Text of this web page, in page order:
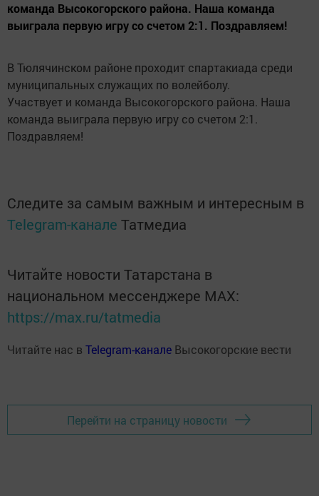
команда Высокогорского района. Наша команда
выиграла первую игру со счетом 2:1. Поздравляем!
В Тюлячинском районе проходит спартакиада среди
муниципальных служащих по волейболу.
Участвует и команда Высокогорского района. Наша
команда выиграла первую игру со счетом 2:1.
Поздравляем!
Следите за самым важным и интересным в
Telegram-канале Татмедиа
Читайте новости Татарстана в
национальном мессенджере MАХ:
https://max.ru/tatmedia
Читайте нас в Telegram-канале Высокогорские вести
Перейти на страницу новости